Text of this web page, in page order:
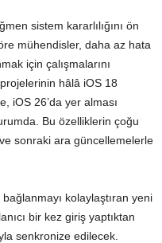
sistem kararlılığını ön
mühendisler, daha az hata
için çalışmalarını
hâlâ iOS 18
iOS 26’da yer alması
Bu özelliklerin çoğu
sonraki ara güncellemelerle
kolaylaştıran yeni
bir kez giriş yaptıktan
senkronize edilecek.